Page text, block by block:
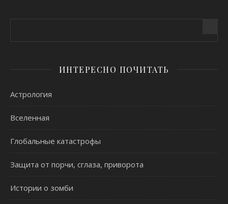
ИНТЕРЕСНО ПОЧИТАТЬ
Астрология
Вселенная
Глобальные катастрофы
Защита от порчи, сглаза, приворота
Истории о зомби